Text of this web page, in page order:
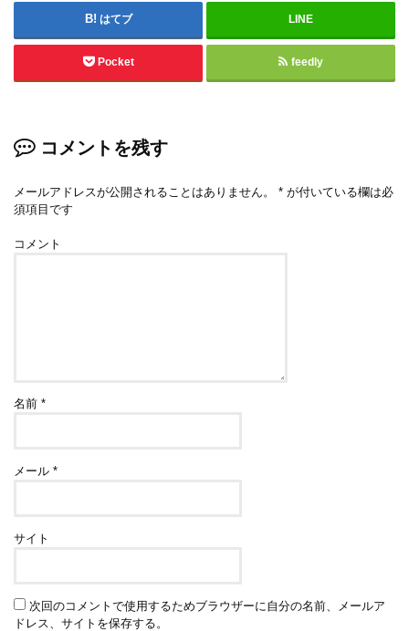
はてブ LINE
Pocket feedly
コメントを残す
メールアドレスが公開されることはありません。 * が付いている欄は必
須項目です
コメント
名前*
メール*
サイト
次回のコメントで使用するためブラウザーに自分の名前、メールア
ドレス、サイトを保存する。